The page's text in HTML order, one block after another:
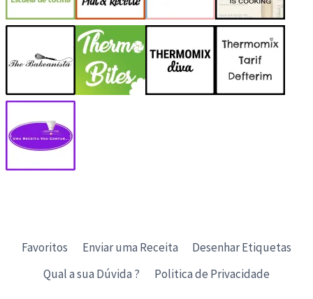
Favoritos Enviar uma Receita
Desenhar Etiquetas
Qual a sua Dúvida ?
Politica de Privacidade